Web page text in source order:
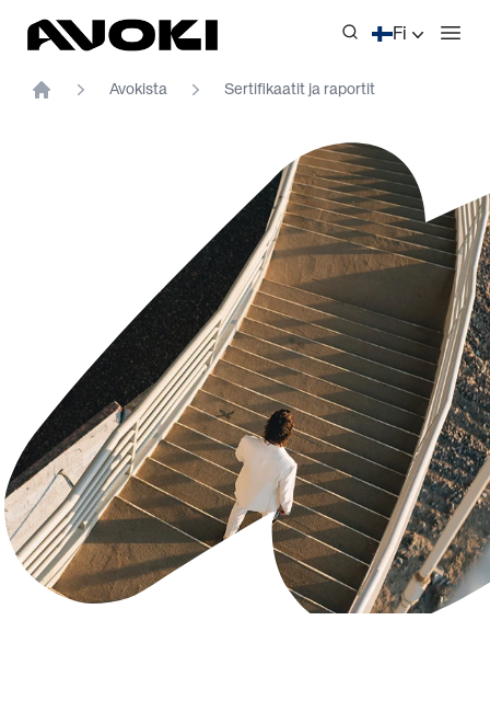
Avoki Fi
Avokista Sertifikaatit ja raportit